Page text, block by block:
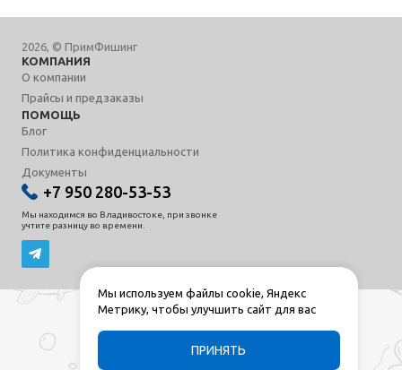
2026, © ПримФишинг
КОМПАНИЯ
О компании
Прайсы и предзаказы
ПОМОЩЬ
Блог
Политика конфиденциальности
Документы
+7 950 280-53-53
Мы находимся во Владивостоке, при звонке
учтите разницу во времени.
Мы используем файлы cookie, Яндекс
Метрику, чтобы улучшить сайт для вас
ПРИНЯТЬ